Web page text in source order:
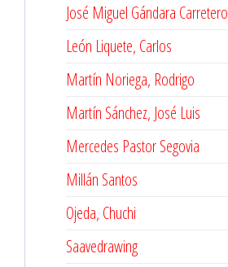
José Miguel Gándara Carretero
León Liquete, Carlos
Martín Noriega, Rodrigo
Martín Sánchez, José Luis
Mercedes Pastor Segovia
Millán Santos
Ojeda, Chuchi
Saavedrawing